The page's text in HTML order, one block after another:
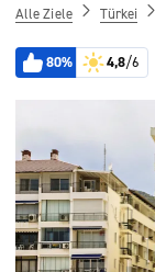
Alle Ziele Türkei
80% 4,8/6